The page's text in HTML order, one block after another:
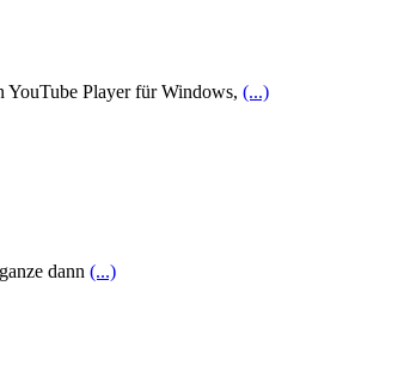
YouTube Player für Windows, (...)
dann (...)